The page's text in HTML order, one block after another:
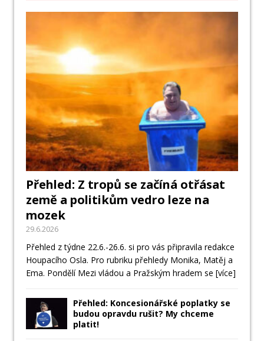
Přehled: Z tropů se začíná otřásat
země a politikům vedro leze na
mozek
29.6.2026
Přehled z týdne 22.6.-26.6. si pro vás připravila redakce
Houpacího Osla. Pro rubriku přehledy Monika, Matěj a
Ema. Pondělí Mezi vládou a Pražským hradem se [více]
Přehled: Koncesionářské poplatky se
budou opravdu rušit? My chceme
platit!